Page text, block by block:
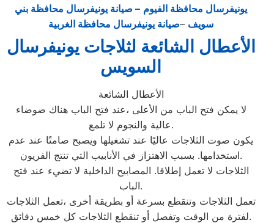
يونيفرسال محافظة الفيوم – صيانة يونيفرسال محافظة بني
سويف –صيانة يونيفرسال محافظة الغربية
الأعطال الشائعة لثلاجات يونيفرسال
السويس
الأعطال الشائعة
لا يمكن فتح الباب من الأعلى ،عند فتح الباب هناك ضوضاء
عالية والنجوم لا تلمع.
يكون صوت الثلاجات عاليًا عند تشغيلها ويصبح صامتًا عند عدم
استخدامها. بسبب الاهتزاز في الأنابيب التي تنتج الفريون.
الثلاجات لا تعمل إطلاقا. المصابيح الداخلية لا تضيء عند فتح
الباب.
تعمل الثلاجات وتنقطع بسرعة أو بطريقة أخرى ،تعمل الثلاجات
لفترة من الوقت وتفصل أو تنقطع الثلاجات كل خمس دقائق.